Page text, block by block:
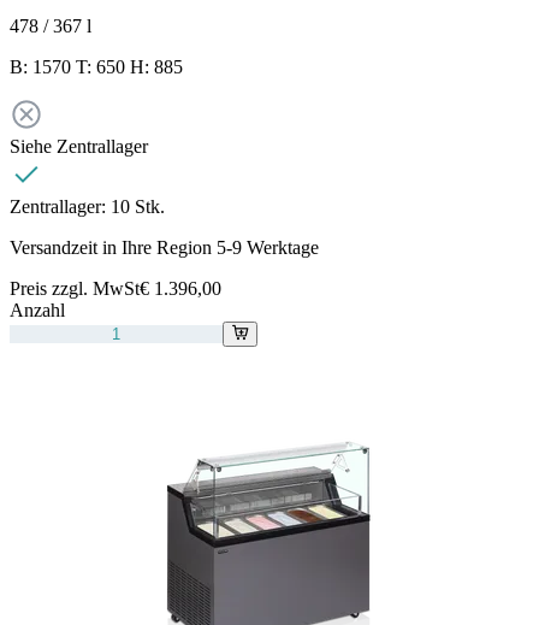
478 / 367 l
B: 1570 T: 650 H: 885
Siehe Zentrallager
Zentrallager: 10 Stk.
Versandzeit in Ihre Region 5-9 Werktage
Preis zzgl. MwSt€ 1.396,00
Anzahl